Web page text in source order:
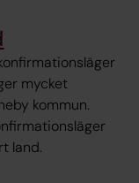
mycket
kommun.
land.